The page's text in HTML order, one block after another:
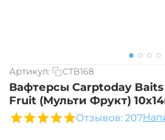
Артикул: CTB168
Вафтерсы Carptoday
Fruit (Мульти Фрукт)
Отзывов: 207